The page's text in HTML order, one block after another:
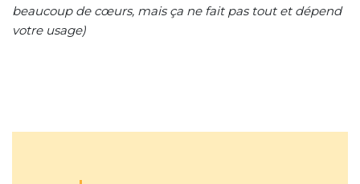
beaucoup de cœurs, mais ça ne fait pas tout et dépend
votre usage)